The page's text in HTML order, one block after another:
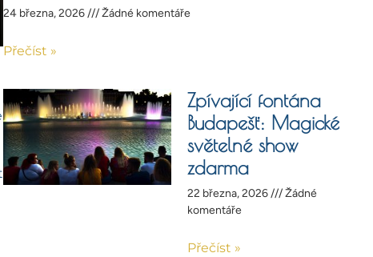
24 března, 2026 Žádné komentáře
Přečíst »
Zpívající fontána
Budapešť: Magické
světelné show
zdarma
22 března, 2026
Žádné
komentáře
Přečíst »